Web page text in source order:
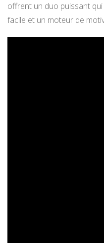
offrent un duo puissant
facile et un moteur de